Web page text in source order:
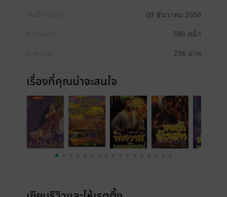
09 ธันวาคม 2558
586 หน้า
296 บาท
เรื่องที่คุณน่าจะสนใจ